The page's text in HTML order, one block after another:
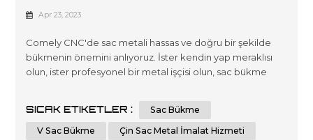
Bilmeniz Gereken Her Şey
Apr 23, 2023
Comely CNC'de sac metali hassas ve doğru bir şekilde
bükmenin önemini anlıyoruz. İster kendin yap meraklısı
olun, ister profesyonel bir metal işçisi olun, sac bükme
levhayı hassas ve doğru bir şekilde nasıl bükeceğinize
dair adım adım talimatlar ve temel ipuçları sağlayacağız.
SICAK ETIKETLER :
Sac Bükme
V Sac Bükme
Çin Sac Metal İmalat Hizmeti